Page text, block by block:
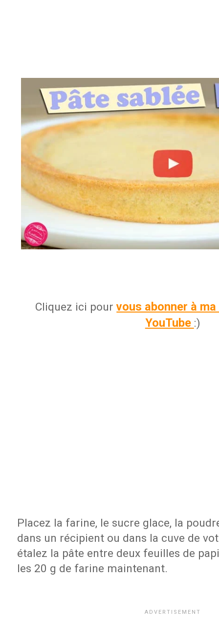
Cliquez ici pourvous abonner à
YouTube :)
Placez la farine, le sucre glace, la
dans un récipient ou dans la cuve de
étalez la pâte entre deux feuilles de
les 20 g de farine maintenant.